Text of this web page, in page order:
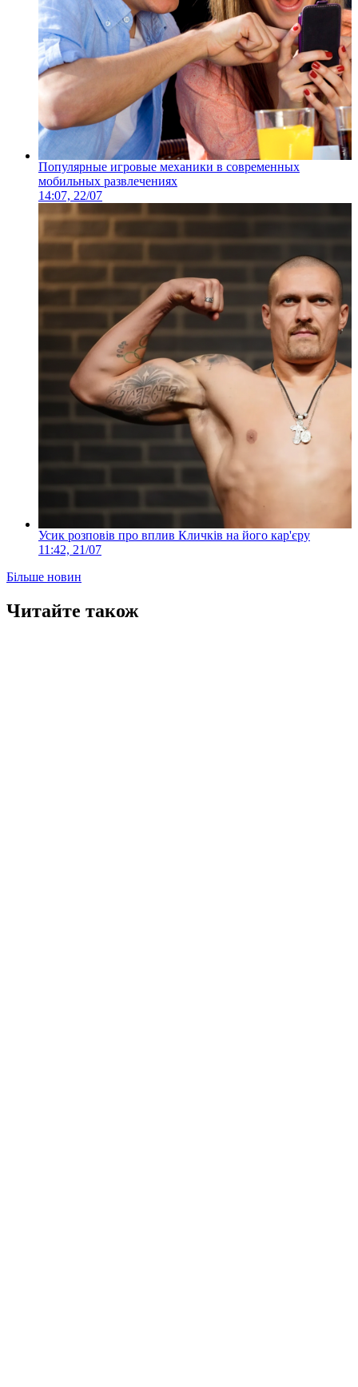
Популярные игровые механики в современных
мобильных развлечениях
14:07, 22/07
Усик розповів про вплив Кличків на його кар'єру
11:42, 21/07
Більше новин
Читайте також